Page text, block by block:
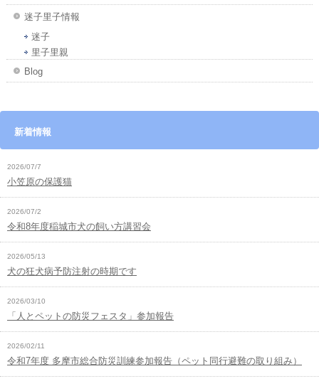
迷子里子情報
迷子
里子里親
Blog
新着情報
2026/07/7
小笠原の保護猫
2026/07/2
令和8年度稲城市犬の飼い方講習会
2026/05/13
犬の狂犬病予防注射の時期です
2026/03/10
「人とペットの防災フェスタ」参加報告
2026/02/11
令和7年度 多摩市総合防災訓練参加報告（ペット同行避難の取り組み）